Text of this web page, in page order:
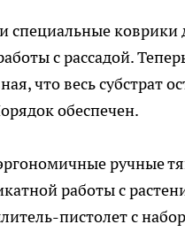
коврики
с рассадой.
что весь субстрат
обеспечен.
ручные
работы с
пистолет с